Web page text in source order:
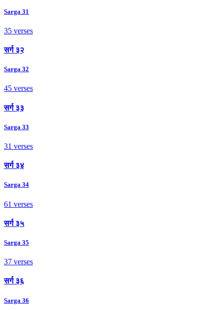
Sarga 31
35 verses
सर्ग ३२
Sarga 32
45 verses
सर्ग ३३
Sarga 33
31 verses
सर्ग ३४
Sarga 34
61 verses
सर्ग ३५
Sarga 35
37 verses
सर्ग ३६
Sarga 36